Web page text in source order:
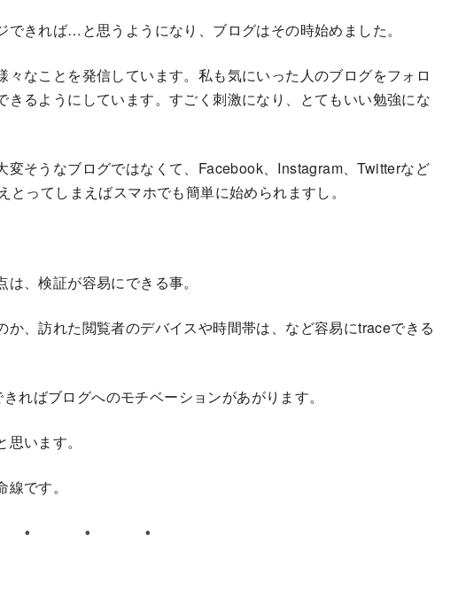
きれば…と思うようになり、ブログはその時始めました。
なことを発信しています。私も気にいった人のブログをフォロ
るようにしています。すごく刺激になり、とてもいい勉強にな
そうなブログではなくて、Facebook、Instagram、Twitterなど
ってしまえばスマホでも簡単に始められますし。
、検証が容易にできる事。
、訪れた閲覧者のデバイスや時間帯は、など容易にtraceできる
ればブログへのモチベーションがあがります。
います。
です。